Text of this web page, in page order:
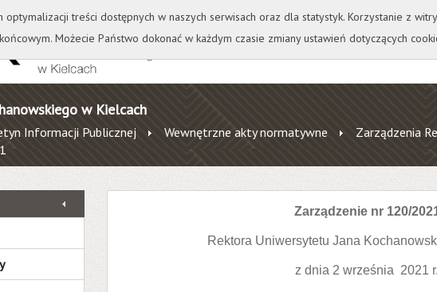
Biblioteka Wydawnictwo Wirtualna Uczelnia A A A A
w Kielcach
Informacji Publicznej Wewnętrzne akty normatywne
Zarządzenia
Zarządzenie nr 120/
Rektora Uniwersytetu Jana
z dnia 2 września 2021 r.
treści dostępnych w naszych serwisach oraz dla statystyk. Korzystanie z
Możecie Państwo dokonać w każdym czasie zmiany ustawień dotyczących